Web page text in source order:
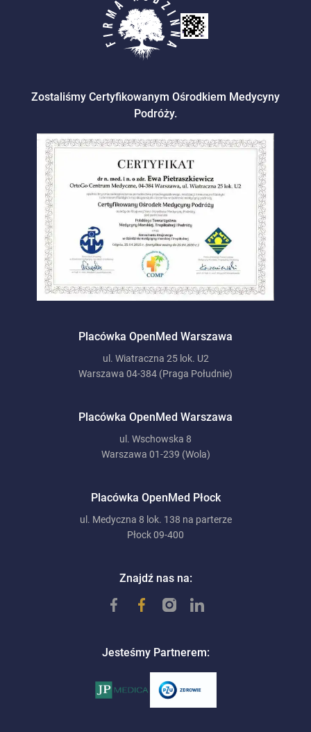
Zostaliśmy Certyfikowanym Ośrodkiem Medycyny
Podróży.
Placówka OpenMed Warszawa
ul. Wiatraczna 25 lok. U2
Warszawa 04-384 (Praga Południe)
Placówka OpenMed Warszawa
ul. Wschowska 8
Warszawa 01-239 (Wola)
Placówka OpenMed Płock
ul. Medyczna 8 lok. 138 na parterze
Płock 09-400
Znajdź nas na:
Jesteśmy Partnerem: